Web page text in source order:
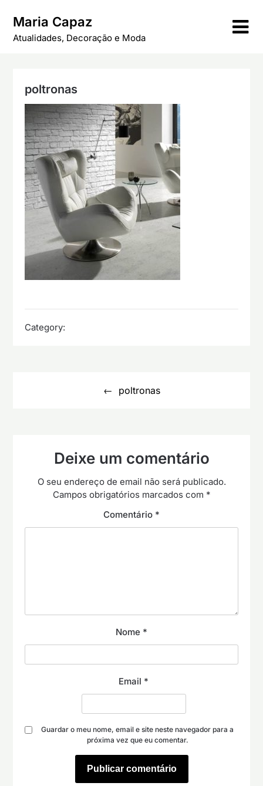
content
Maria Capaz
Atualidades, Decoração e Moda
poltronas
Category:
poltronas
Deixe um comentário
O seu endereço de email não será publicado.
Campos obrigatórios marcados com *
Comentário *
Nome *
Email *
Guardar o meu nome, email e site neste navegador para a
próxima vez que eu comentar.